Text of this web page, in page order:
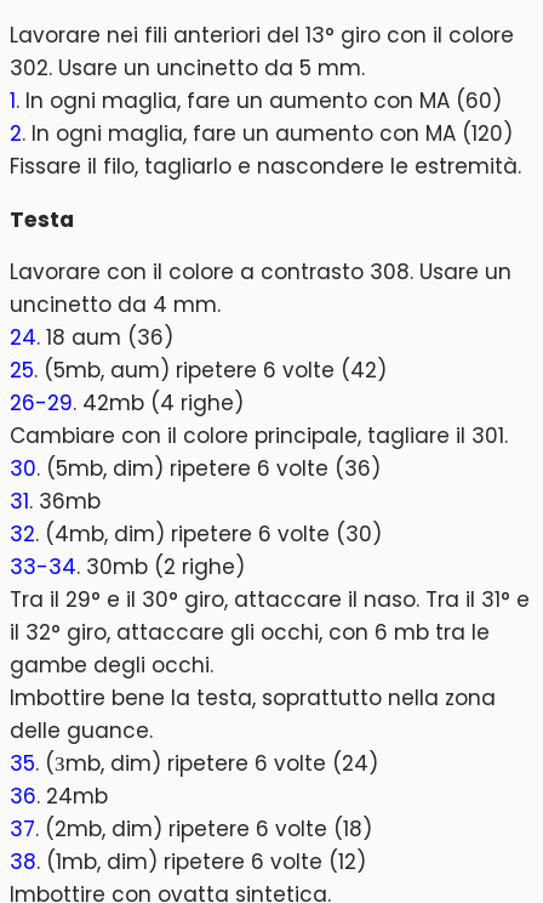
Lavorare nei fili anteriori del 13° giro con il colore
302. Usare un uncinetto da 5 mm.
1. In ogni maglia, fare un aumento con MA (60)
2. In ogni maglia, fare un aumento con MA (120)
Fissare il filo, tagliarlo e nascondere le estremità.
Testa
Lavorare con il colore a contrasto 308. Usare un
uncinetto da 4 mm.
24. 18 aum (36)
25. (5mb, aum) ripetere 6 volte (42)
26-29. 42mb (4 righe)
Cambiare con il colore principale, tagliare il 301.
30. (5mb, dim) ripetere 6 volte (36)
31. 36mb
32. (4mb, dim) ripetere 6 volte (30)
33-34. 30mb (2 righe)
Tra il 29° e il 30° giro, attaccare il naso. Tra il 31° e
il 32° giro, attaccare gli occhi, con 6 mb tra le
gambe degli occhi.
Imbottire bene la testa, soprattutto nella zona
delle guance.
35. (Зmb, dim) ripetere 6 volte (24)
36. 24mb
37. (2mb, dim) ripetere 6 volte (18)
38. (1mb, dim) ripetere 6 volte (12)
Imbottire con ovatta sintetica.